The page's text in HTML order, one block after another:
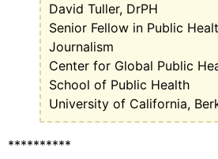
David Tuller, DrPH
Senior Fellow in Public
Journalism
Center for Global Public
School of Public Health
University of California,
**********